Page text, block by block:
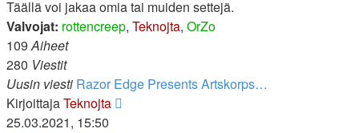
Täällä voi jakaa omia tai muiden settejä.
Valvojat: rottencreep, Teknojta, OrZo
109Aiheet
280 Viestit
Uusin viesti Razor Edge Presents Artskorps…
KirjoittajaTeknojta
25.03.2021, 15:50